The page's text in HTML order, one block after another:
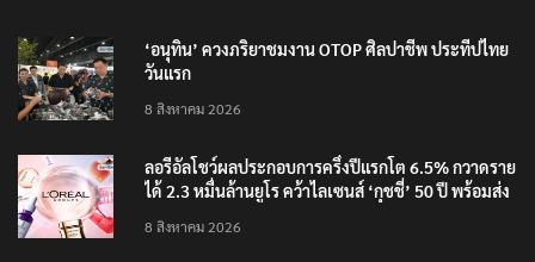
‘อนุทิน’ ควงภริยาชมงาน OTOP ศิลปาชีพ ประทีปไทย
วันแรก
8 สิงหาคม 2026
ลอรีอัลโชว์ผลประกอบการครึ่งปีแรกโต 6.5% กวาดราย
ได้ 2.3 หมื่นล้านยูโร คว้าไลเซนส์ ‘กุชชี่’ 50 ปี พร้อมส่ง
8 สิงหาคม 2026